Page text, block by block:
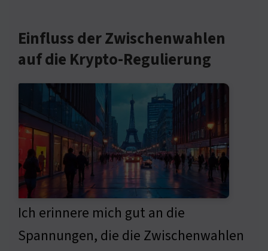
Einfluss der Zwischenwahlen
auf die Krypto-Regulierung
Ich erinnere mich gut an die
Spannungen, die die Zwischenwahlen